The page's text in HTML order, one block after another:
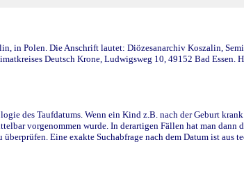
in Polen. Die Anschrift lautet: Diözesanarchiv Koszalin,
Deutsch Krone, Ludwigsweg 10, 49152 Bad
des Taufdatums. Wenn ein Kind z.B. nach der Geburt
vorgenommen wurde. In derartigen Fällen hat man dann
Eine exakte Suchabfrage nach dem Datum ist aus